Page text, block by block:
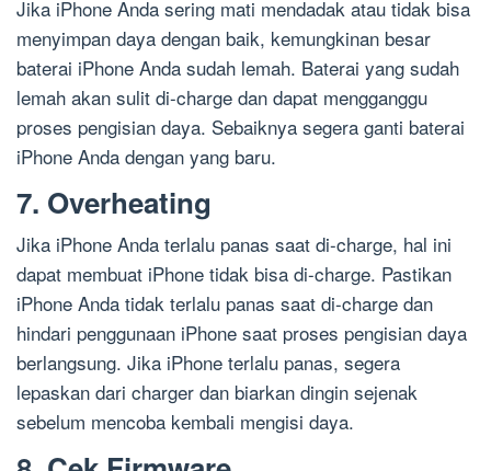
Jika iPhone Anda sering mati mendadak atau tidak bisa
menyimpan daya dengan baik, kemungkinan besar
baterai iPhone Anda sudah lemah. Baterai yang sudah
lemah akan sulit di-charge dan dapat mengganggu
proses pengisian daya. Sebaiknya segera ganti baterai
iPhone Anda dengan yang baru.
7. Overheating
Jika iPhone Anda terlalu panas saat di-charge, hal ini
dapat membuat iPhone tidak bisa di-charge. Pastikan
iPhone Anda tidak terlalu panas saat di-charge dan
hindari penggunaan iPhone saat proses pengisian daya
berlangsung. Jika iPhone terlalu panas, segera
lepaskan dari charger dan biarkan dingin sejenak
sebelum mencoba kembali mengisi daya.